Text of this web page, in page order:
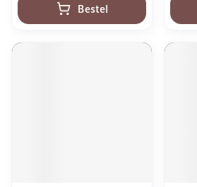
Bestel